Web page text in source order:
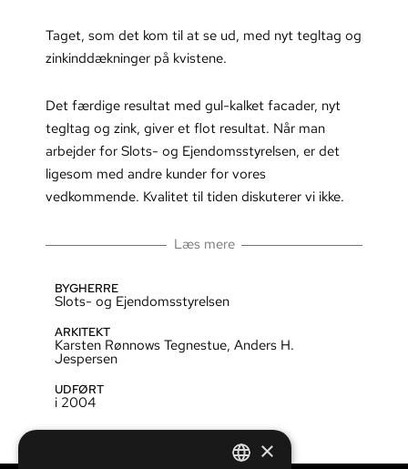
Taget, som det kom til at se ud, med nyt tegltag og
zinkinddækninger på kvistene.
Det færdige resultat med gul-kalket facader, nyt
tegltag og zink, giver et flot resultat. Når man
arbejder for Slots- og Ejendomsstyrelsen, er det
ligesom med andre kunder for vores
vedkommende. Kvalitet til tiden diskuterer vi ikke.
Læs mere
BYGHERRE
Slots- og Ejendomsstyrelsen
ARKITEKT
Karsten Rønnows Tegnestue, Anders H.
Jespersen
UDFØRT
i 2004
×